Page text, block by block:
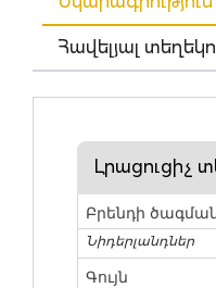
Հավելյալ
Լրացուցիչ
Բրենդի
Նիդերլանդներ
Գույն